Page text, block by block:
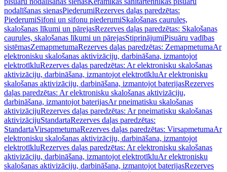
nodalīšanas sienasPiederumiRezerves daļas paredzētas:
PiederumiSifoni un sifonu piederumiSkalošanas caurules,
skalošanas līkumi un pārejasRezerves daļas paredzētas: Skalošanas
caurules, skalošanas līkumi un pārejasStiprinājumiPisuāru vadības
sistēmasZemapmetumaRezerves daļas paredzētas: ZemapmetumaAr
elektronisku skalošanas aktivizāciju, darbināšana, izmantojot
elektrotīkluRezerves daļas paredzētas: Ar elektronisku skalošanas
aktivizāciju, darbināšana, izmantojot elektrotīkluAr elektronisku
skalošanas aktivizāciju, darbināšana, izmantojot baterijasRezerves
daļas paredzētas: Ar elektronisku skalošanas aktivizāciju,
darbināšana, izmantojot baterijasAr pneimatisku skalošanas
aktivizācijuRezerves daļas paredzētas: Ar pneimatisku skalošanas
aktivizācijuStandartaRezerves daļas paredzētas:
StandartaVirsapmetumaRezerves daļas paredzētas: VirsapmetumaAr
elektronisku skalošanas aktivizāciju, darbināšana, izmantojot
elektrotīkluRezerves daļas paredzētas: Ar elektronisku skalošanas
aktivizāciju, darbināšana, izmantojot elektrotīkluAr elektronisku
skalošanas aktivizāciju, darbināšana, izmantojot baterijasRezerves